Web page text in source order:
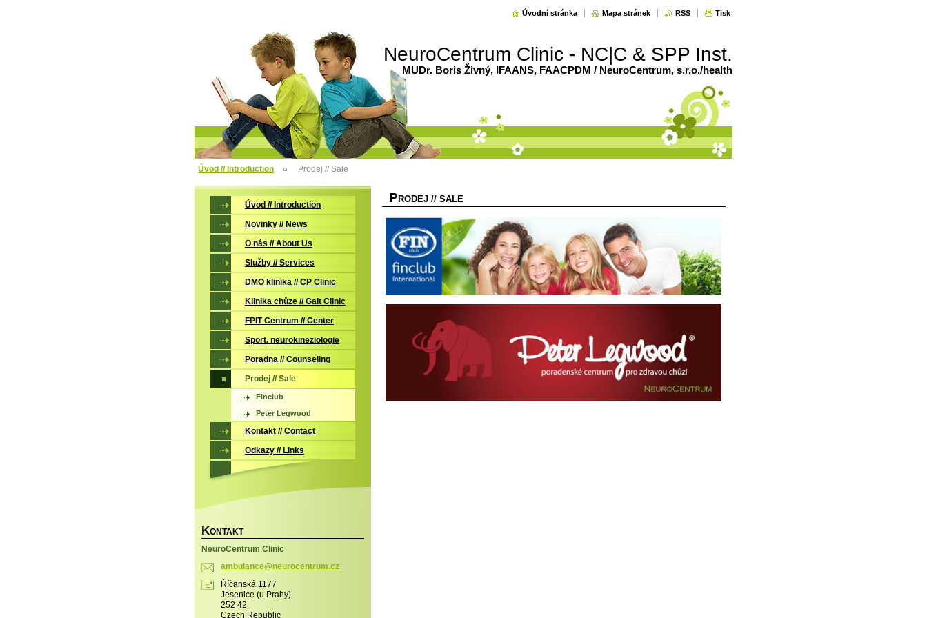
NeuroCentrum Clinic - NC|C & SPP Inst.
Úvodní stránka Mapa stránek RSS Tisk
MUDr. Boris Živný, IFAANS, FAACPDM / NeuroCentrum, s.r.o./health
Úvod // Introduction Prodej // Sale
P RODEJ // SALE
Úvod // Introduction
Novinky // News
O nás // About Us
Služby // Services
DMO klinika // CP Clinic
Klinika chůze // Gait Clinic
FPIT Centrum // Center
Sport. neurokineziologie
Poradna // Counseling
Prodej // Sale
Finclub
Peter Legwood
Kontakt // Contact
Odkazy // Links
KONTAKT
NeuroCentrum Clinic
ambulance@neurocentrum.cz
Říčanská 1177
Jesenice (u Prahy)
252 42
Czech Republic